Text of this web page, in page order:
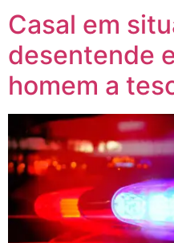
Casal em
desentende
homem a